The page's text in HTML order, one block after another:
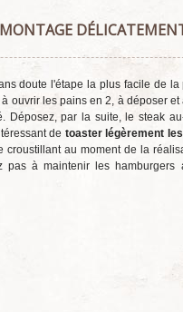
MONTAGE
doute l'étape la plus facile de
ouvrir les pains en 2, à déposer
Déposez, par la suite, le steak
de toaster légèrement
croustillant au moment de la
pas à maintenir les